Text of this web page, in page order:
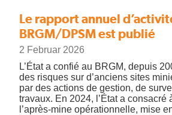
Le rapport annuel
BRGM/DPSM est publié
2 Februar 2026
L’État a confié au BRGM, depuis
des risques sur d’anciens sites
par des actions de gestion, de
travaux. En 2024, l’État a consacré
l’après-mine opérationnelle, mise